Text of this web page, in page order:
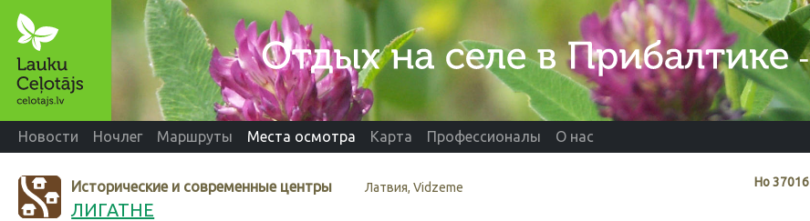
Новости Ночлег Маршруты Места осмотра Карта Профессионалы О нас
Нo37016
Исторические и современные центры Латвия, Vidzeme
ЛИГАТНЕ